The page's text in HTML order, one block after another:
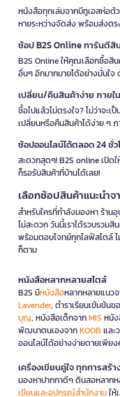
หนังสือทุกเล่มจากบีทูเอสห่อด้
หายระหว่างจัดส่ง พร้อมส่ง
ช้อป B2S Online การันตีสิ
B2S Online ให้คุณเลือกซื้อสิน
อื่นๆ อีกมากมายได้อย่างมั่นใ
เปลี่ยน/คืนสินค้าง่าย ภายใ
ซื้อไปแล้วไม่ตรงใจ? ไม่ว่าจ
เปลี่ยนหรือคืนสินค้าได้ง่าย ๆ
ช้อปออนไลน์ได้ตลอด 24 ชั่ว
สะดวกสุดๆ! B2S online เปิ
ก็รอรับสินค้าที่บ้านได้เลย!
เลือกช้อปสินค้าแนะนำจ
สำหรับใครที่กำลังมองหา ร้าน
ไม่สะดวก วันนี้เราได้รวบรวม
พร้อมตอบโจทย์ทุกไลฟ์สไตล์
ก็ตาม
หนังสือหลากหลายสไตล์
B2S มีหนังสือหลากหลายแนว
Lavender, ตำราเรียนเข้มข้นข
บุญ, หนังสือเด็กจากMIS หนั
พัฒนาตนเองจากKOOB และ
ออนไลน์ได้อย่างง่ายดายเพีย
เครื่องเขียนคู่ใจ ทุกการสร้
มองหาปากกาดีๆ ดินสอหลาก
เขียนและอุปกรณ์สำนักงานให้